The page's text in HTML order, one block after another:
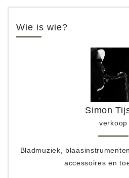
Wie is wie?
Simon
verkoop
Bladmuziek,
accessoires en